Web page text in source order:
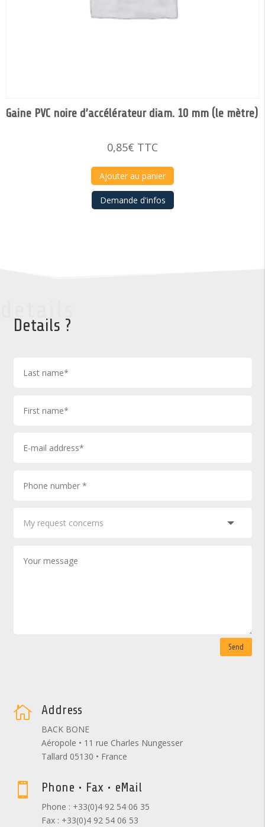
Gaine PVC noire d’accélérateur diam. 10 mm (le mètre)
0,85€ TTC
Ajouter au panier
Demande d'infos
Details ?
Send
 Address
BACK BONE
Aéropole • 11 rue Charles Nungesser
Tallard 05130 • France
 Phone • Fax • eMail
Phone : +33(0)4 92 54 06 35
Fax : +33(0)4 92 54 06 53